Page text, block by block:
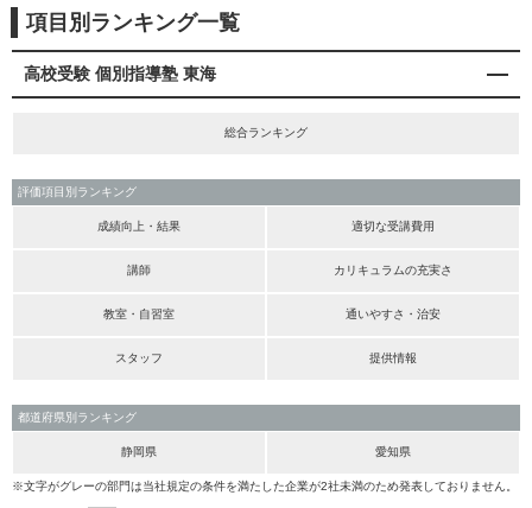
項目別ランキング一覧
高校受験 個別指導塾 東海
総合ランキング
評価項目別ランキング
成績向上・結果 適切な受講費用
講師 カリキュラムの充実さ
教室・自習室 通いやすさ・治安
スタッフ 提供情報
都道府県別ランキング
静岡県 愛知県
※文字がグレーの部門は当社規定の条件を満たした企業が2社未満のため発表しておりません。